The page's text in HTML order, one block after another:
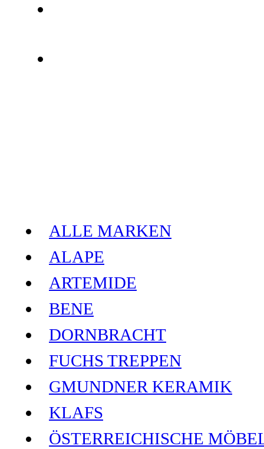
ALLE MARKEN
ALAPE
ARTEMIDE
BENE
DORNBRACHT
FUCHS TREPPEN
GMUNDNER KERAMIK
KLAFS
ÖSTERREICHISCHE